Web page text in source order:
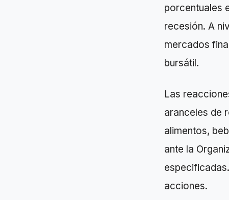
porcentuales
recesión. A
mercados
bursátil.
Las
aranceles de
alimentos,
ante la
acciones.